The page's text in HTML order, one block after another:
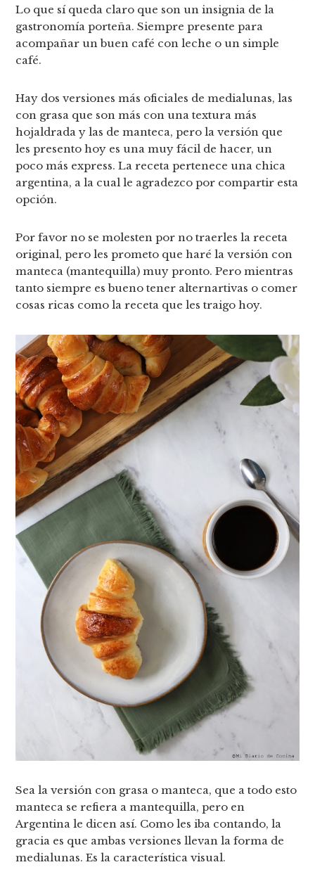
Lo que sí queda claro que son un insignia de la
gastronomía porteña. Siempre presente para
acompañar un buen café con leche o un simple
café.
Hay dos versiones más oficiales de medialunas, las
con grasa que son más con una textura más
hojaldrada y las de manteca, pero la versión que
les presento hoy es una muy fácil de hacer, un
poco más express. La receta pertenece una chica
argentina, a la cual le agradezco por compartir esta
opción.
Por favor no se molesten por no traerles la receta
original, pero les prometo que haré la versión con
manteca (mantequilla) muy pronto. Pero mientras
tanto siempre es bueno tener alternartivas o comer
cosas ricas como la receta que les traigo hoy.
Sea la versión con grasa o manteca, que a todo esto
manteca se refiera a mantequilla, pero en
Argentina le dicen así. Como les iba contando, la
gracia es que ambas versiones llevan la forma de
medialunas. Es la característica visual.